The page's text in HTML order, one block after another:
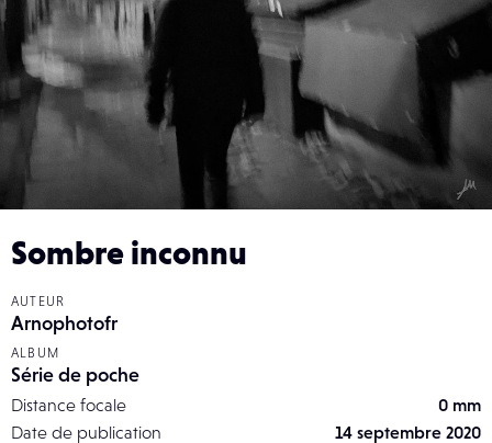
Sombre inconnu
AUTEUR
Arnophotofr
ALBUM
Série de poche
Distance focale
0 mm
Date de publication
14 septembre 2020